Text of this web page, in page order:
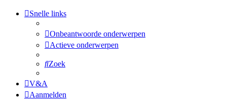
Snelle links
Onbeantwoorde onderwerpen
Actieve onderwerpen
Zoek
V&A
Aanmelden